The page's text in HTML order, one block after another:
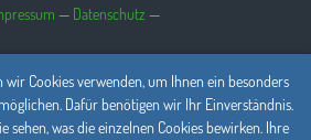
— Datenschutz
Cookies verwenden, um Ihnen ein besonders
Dafür benötigen wir Ihr Einverständnis.
sehen, was die einzelnen Cookies bewirken. Ihre